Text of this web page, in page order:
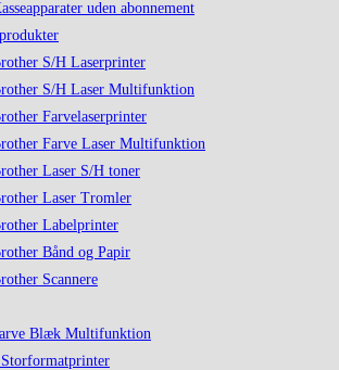
uden abonnement
S/H Laserprinter
S/H Laser Multifunktion
Farvelaserprinter
Farve Laser Multifunktion
Laser S/H toner
Laser Tromler
Labelprinter
Bånd og Papir
Scannere
Blæk Multifunktion